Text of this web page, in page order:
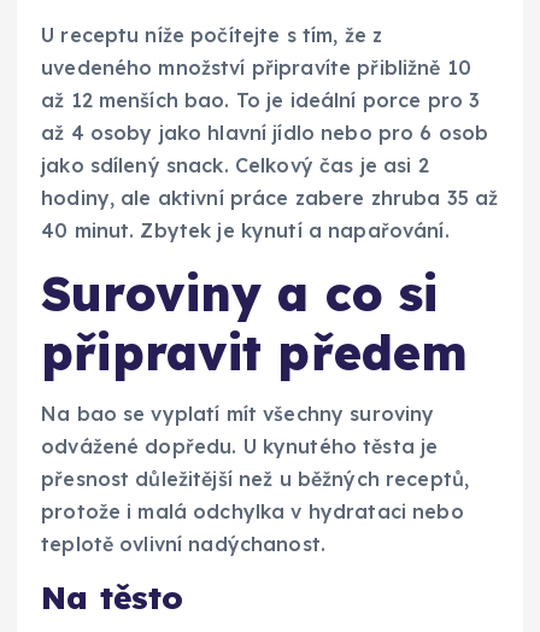
U receptu níže počítejte s tím, že z
uvedeného množství připravíte přibližně 10
až 12 menších bao. To je ideální porce pro 3
až 4 osoby jako hlavní jídlo nebo pro 6 osob
jako sdílený snack. Celkový čas je asi 2
hodiny, ale aktivní práce zabere zhruba 35 až
40 minut. Zbytek je kynutí a napařování.
Suroviny a co si
připravit předem
Na bao se vyplatí mít všechny suroviny
odvážené dopředu. U kynutého těsta je
přesnost důležitější než u běžných receptů,
protože i malá odchylka v hydrataci nebo
teplotě ovlivní nadýchanost.
Na těsto